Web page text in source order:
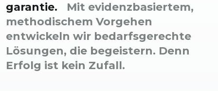
garantie. Mit evidenz­basiertem,
methodischem Vor­gehen
entwickeln wir bedarfs­gerechte
Lösungen, die begeistern. Denn
Erfolg ist kein Zufall.